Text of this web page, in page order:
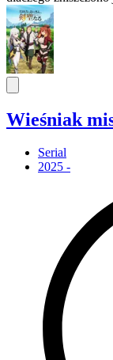
Wieśniak
Serial
2025 -